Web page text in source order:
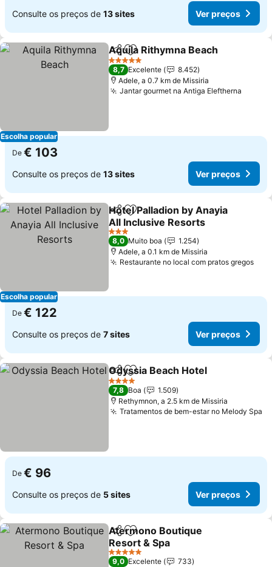
Consulte os preços de 13 sites Ver preços
Escolha popular
PartilharAdicionar aos favoritos
Aquila Rithymna Beach
5 Estrelas
8,7 Excelente
8.452
Adele, a 0.7 km de Missiria
Jantar gourmet na Antiga Eleftherna
De € 103
Consulte os preços de 13 sites Ver preços
Escolha popular
PartilharAdicionar aos favoritos
Hotel Palladion by Anayia
All Inclusive Resorts
Ver preços
3 Estrelas
8,0 Muito boa
1.254
Adele, a 0.1 km de Missiria
Restaurante no local com pratos gregosVer
De € 122
Consulte os preços de 7 sites Ver preços
PartilharAdicionar aos favoritos
Odyssia Beach Hotel
4 Estrelas
7,8 Boa
1.509
Rethymnon, a 2.5 km de Missiria
Tratamentos de bem-estar no Melody Spa
De € 96
Consulte os preços de 5 sites Ver preços
PartilharAdicionar aos favoritos
Atermono Boutique
Resort & Spa
Ver preços
5 Estrelas
9,0 Excelente 733